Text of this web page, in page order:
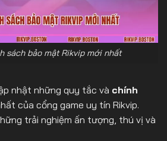
sách bảo mật Rikvip mới nhất
nhật những quy tắc và chính
của cổng game uy tín Rikvip.
trải nghiệm ấn tượng, thú vị và